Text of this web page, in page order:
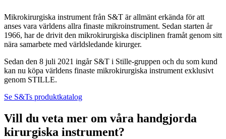
Mikrokirurgiska instrument från S&T är allmänt erkända för att
anses vara världens allra finaste mikroinstrument. Sedan starten år
1966, har de drivit den mikrokirurgiska disciplinen framåt genom sitt
nära samarbete med världsledande kirurger.
Sedan den 8 juli 2021 ingår S&T i Stille-gruppen och du som kund
kan nu köpa världens finaste mikrokirurgiska instrument exklusivt
genom STILLE.
Se S&Ts produktkatalog
Vill du veta mer om våra handgjorda
kirurgiska instrument?